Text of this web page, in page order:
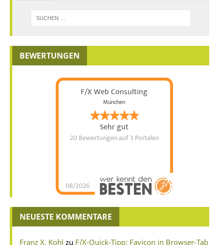
BEWERTUNGEN
F/X Web Consulting
München
Sehr gut
20 Bewertungenauf 3 Portalen
08/2026
NEUESTE KOMMENTARE
Franz X. Kohl zu F/X-Quick-Tipp: Favicon in Browser-Tab